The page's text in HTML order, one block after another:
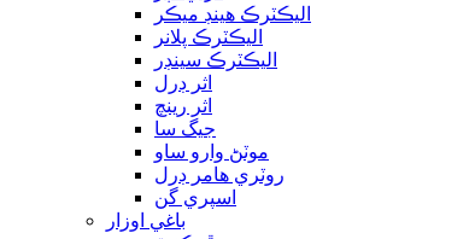
اليڪٽرڪ هينڊ ميڪر
اليڪٽرڪ پلانر
اليڪٽرڪ سينڊر
اثر ڊرل
اثر رينچ
جيگ سا
موٽڻ وارو ساو
روٽري هامر ڊرل
اسپري گن
باغي اوزار